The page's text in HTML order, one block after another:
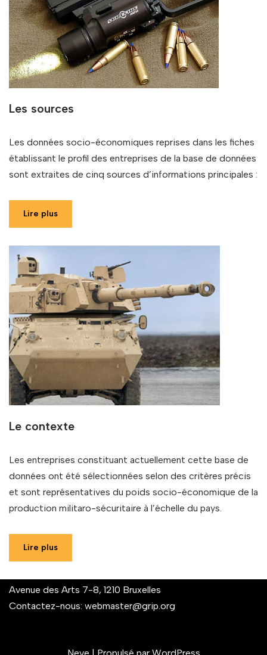
Les sources
Les données socio-économiques reprises dans les fiches
établissant le profil des entreprises de la base de données
sont extraites de cinq sources d’informations principales :
Lire plus
Le contexte
Les entreprises constituant actuellement cette base de
données ont été sélectionnées selon des critères précis
et sont représentatives du poids socio-économique de la
production militaro-sécuritaire à l’échelle du pays.
Lire plus
Avenue des Arts 7-8, 1210 Bruxelles
Contactez-nous: webmaster@grip.org